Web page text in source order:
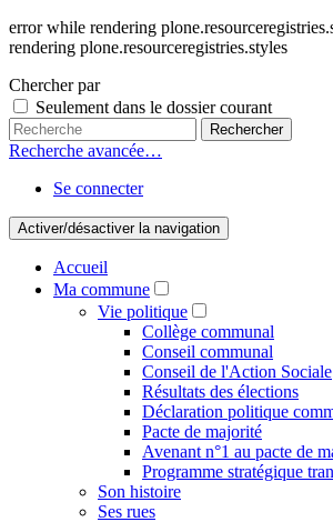
error while rendering
rendering plone.resourceregistries.styles
Chercher par
Seulement dans le dossier courant
Recherche avancée…
Se connecter
Activer/désactiver la navigation
Accueil
Ma commune
Vie politique
Collège communal
Conseil communal
Conseil de l'Action Sociale
Résultats des élections
Déclaration politique
Pacte de majorité
Avenant n°1 au pacte de
Programme stratégique
Son histoire
Ses rues